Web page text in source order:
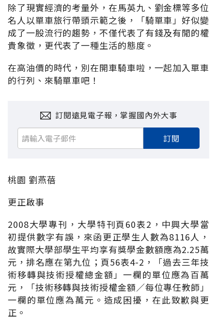
除了現實經濟的考量外，在馬英九、劉金標等多位
名人以單車旅行帶頭示範之後，「騎單車」好似變
成了一股流行的趨勢，不僅代表了有錢及有閒的權
貴象徵，更代表了一種生活的態度。
在高油價的時代，別在開車騎車啦，一起加入單車
的行列、來騎單車吧！
訂閱遠見電子報，掌握國內外大事
訂閱
桃園 劉燕蓓
更正啟事
2008大學專刊，大學特刊頁60表2，中興大學當
初提供數字有誤，來函更正學生人數為8116人，
故實際大學部學生平均享有獎學金數額應為2.25萬
元，排名應在第九位；頁56表4-2，「過去三年技
術移轉與技術授權總金額」一欄的單位應為百萬
元，「技術移轉與技術授權金額∕每位專任教師」
一欄的單位應為萬元。造成困擾，在此致歉與更
正。